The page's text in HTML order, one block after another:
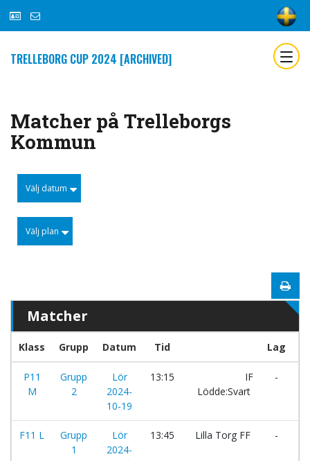
TRELLEBORG CUP 2024 [ARCHIVED]
Matcher på Trelleborgs
Kommun
Välj datum
Välj plan
Matcher
Klass Grupp Datum Tid Lag
P11
M
Grupp
2
Lör
2024-
10-19
13:15
IF
Lödde:Svart
-
F11 L
Grupp
1
Lör
2024-
13:45 Lilla Torg FF -